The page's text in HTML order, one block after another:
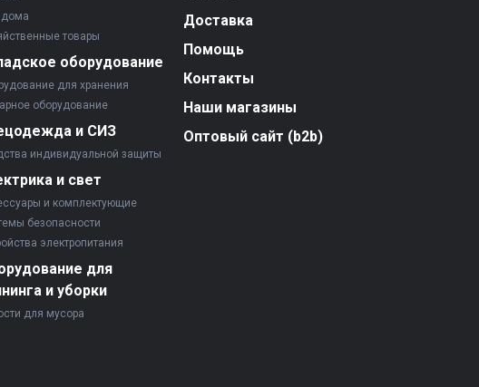
товары
оборудование
для хранения
оборудование
и СИЗ
индивидуальной защиты
и свет
и комплектующие
безопасности
электропитания
для
и уборки
для мусора
Доставка
Помощь
Контакты
Наши магазины
Оптовый сайт (b2b)